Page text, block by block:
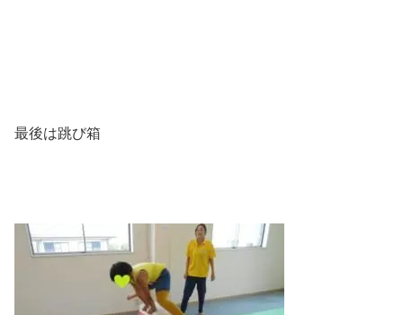
最後は跳び箱